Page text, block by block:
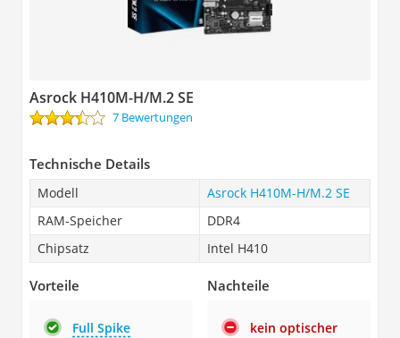
Asrock H410M-H/M.2 SE
7 Bewertungen
Technische Details
Modell
Asrock H410M-H/M.2 SE
RAM-Speicher
DDR4
Chipsatz
Intel H410
Vorteile
Full Spike
Nachteile
kein optischer